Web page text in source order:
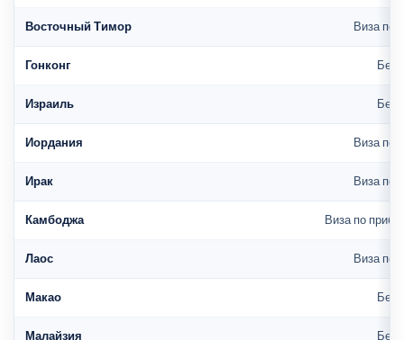
Восточный Тимор Виза по
Гонконг Без
Израиль Без
Иордания Виза по
Ирак Виза по
Камбоджа Виза по
Лаос Виза по
Макао Без
Малайзия Без